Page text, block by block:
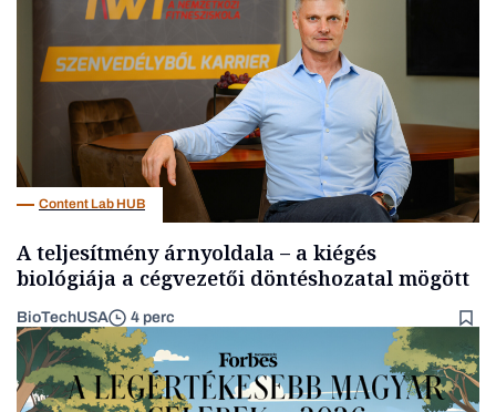
Content Lab HUB
A teljesítmény árnyoldala – a kiégés
biológiája a cégvezetői döntéshozatal mögött
BioTechUSA 4 perc